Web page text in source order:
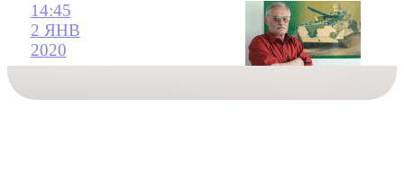
14:45
2 ЯНВ
2020